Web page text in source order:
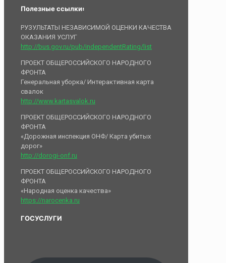
Полезные ссылки:
РУЗУЛЬТАТЫ НЕЗАВИСИМОЙ ОЦЕНКИ КАЧЕСТВА
ОКАЗАНИЯ УСЛУГ
http://bus.gov.ru/pub/independentRating/list
ПРОЕКТ ОБЩЕРОССИЙСКОГО НАРОДНОГО
ФРОНТА
Генеральная уборка/ Интерактивная карта
свалок
http://www.kartasvalok.ru
ПРОЕКТ ОБЩЕРОССИЙСКОГО НАРОДНОГО
ФРОНТА
«Дорожная инспекция ОНФ/ Карта убитых
дорог»
http://dorogi-onf.ru
ПРОЕКТ ОБЩЕРОССИЙСКОГО НАРОДНОГО
ФРОНТА
«Народная оценка качества»
https://narocenka.ru
ГОСУСЛУГИ